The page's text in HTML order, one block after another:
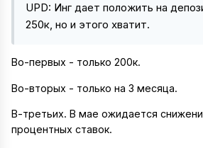
UPD: Инг дает положить на
250к, но и этого хватит.
Во-первых - только 200к.
Во-вторых - только на 3 месяца.
В-третьих. В мае ожидается
процентных ставок.